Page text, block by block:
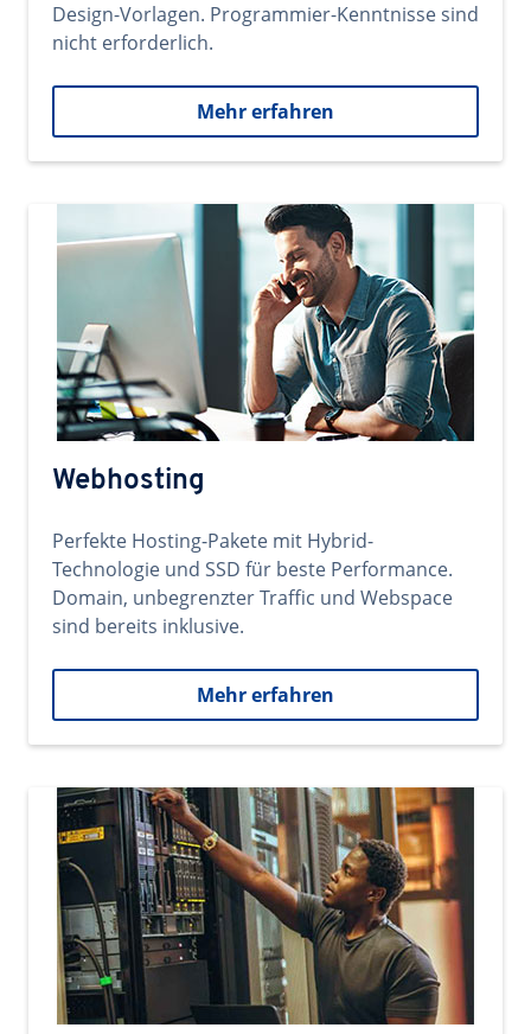
Design-Vorlagen. Programmier-Kenntnisse sind
nicht erforderlich.
Mehr erfahren
Webhosting
Perfekte Hosting-Pakete mit Hybrid-
Technologie und SSD für beste Performance.
Domain, unbegrenzter Traffic und Webspace
sind bereits inklusive.
Mehr erfahren